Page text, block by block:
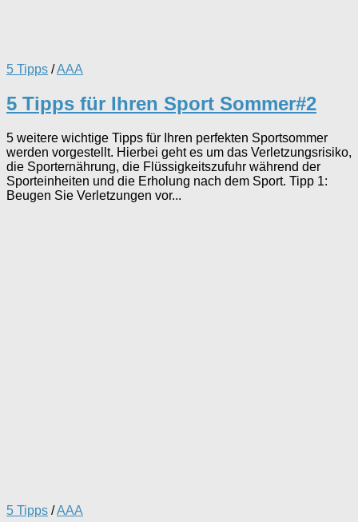
5 Tipps /AAA
5 Tipps für Ihren Sport Sommer#2
5 weitere wichtige Tipps für Ihren perfekten Sportsommer
werden vorgestellt. Hierbei geht es um das Verletzungsrisiko,
die Sporternährung, die Flüssigkeitszufuhr während der
Sporteinheiten und die Erholung nach dem Sport. Tipp 1:
Beugen Sie Verletzungen vor...
5 Tipps /AAA